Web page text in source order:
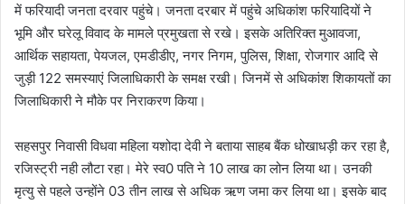
में फरियादी जनता दरवार पहुंचे। जनता दरबार में पहुंचे अधिकांश फरियादियों ने
भूमि और घरेलू विवाद के मामले प्रमुखता से रखे। इसके अतिरिक्त मुआवजा,
आर्थिक सहायता, पेयजल, एमडीडीए, नगर निगम, पुलिस, शिक्षा, रोजगार आदि से
जुड़ी 122 समस्याएं जिलाधिकारी के समक्ष रखी। जिनमें से अधिकांश शिकायतों का
जिलाधिकारी ने मौके पर निराकरण किया।
सहसपुर निवासी विधवा महिला यशोदा देवी ने बताया साहब बैंक धोखाधड़ी कर रहा है,
रजिस्ट्री नही लौटा रहा। मेरे स्व0 पति ने 10 लाख का लोन लिया था। उनकी
मृत्यु से पहले उन्होंने 03 तीन लाख से अधिक ऋण जमा कर लिया था। इसके बाद